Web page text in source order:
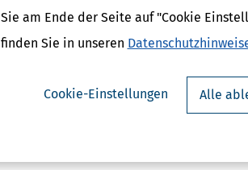
Sie am Ende der Seite auf "Cookie
finden Sie in unseren
Cookie-Einstellungen Alle